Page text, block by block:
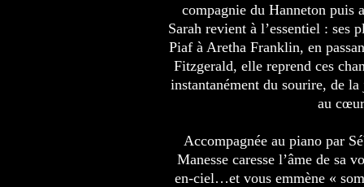
compagnie du Hanneton puis
Sarah revient à l’essentiel : ses
Piaf à Aretha Franklin, en
Fitzgerald, elle reprend ces
instantanément du sourire, de
au
Accompagnée au piano par
Manesse caresse l’âme de sa
en-ciel…et vous emmène «